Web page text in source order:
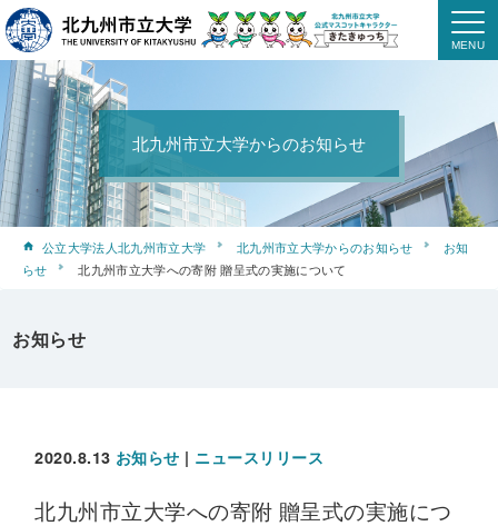
北九州市立大学からのお知らせ
公立大学法人北九州市立大学 北九州市立大学からのお知らせ
お知
らせ
北九州市立大学への寄附 贈呈式の実施について
お知らせ
2020.8.13 お知らせ | ニュースリリース
北九州市立大学への寄附 贈呈式の実施につ